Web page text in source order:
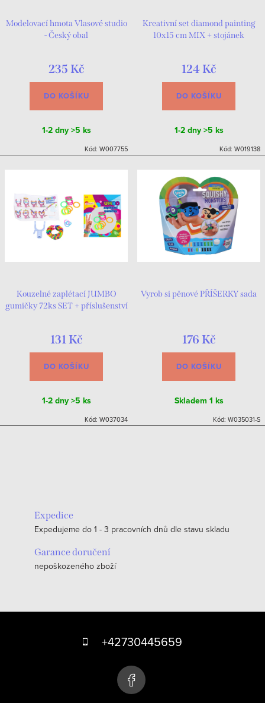
Modelovací hmota Vlasové studio
- Český obal
235 Kč
DO KOŠÍKU
1-2 dny >5 ks
Kód: W007755
Kreativní set diamond painting
10x15 cm MIX + stojánek
124 Kč
DO KOŠÍKU
1-2 dny >5 ks
Kód: W019138
Kouzelné zaplétací JUMBO
gumičky 72ks SET + příslušenství
131 Kč
DO KOŠÍKU
1-2 dny >5 ks
Kód: W037034
Vyrob si pěnové PŘÍŠERKY sada
176 Kč
DO KOŠÍKU
Skladem 1 ks
Kód: W035031-S
Expedice
Expedujeme do 1 - 3 pracovních dnů dle stavu skladu
Garance doručení
nepoškozeného zboží
+42730445659